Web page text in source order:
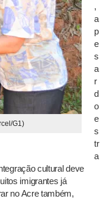
G1)
,
a
p
e
s
a
r
d
o
e
s
tr
a
cultural deve
imigrantes já
no Acre também,